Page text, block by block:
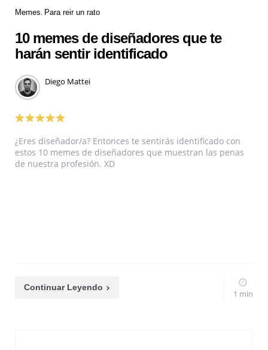
Memes Para reir un rato
10 memes de diseñadores que te
harán sentir identificado
Diego Mattei
¿Eres diseñador/a? Entonces te sentirás identificado con
estos 10 memes de diseñadores que muestran las penas
de nuestra profesión. XD
Continuar Leyendo
1 min